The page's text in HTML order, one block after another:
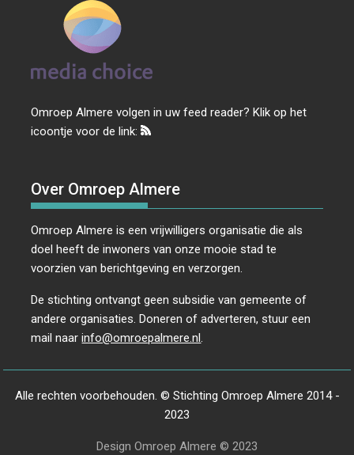
Omroep Almere volgen in uw feed reader? Klik op het
icoontje voor de link:
Over Omroep Almere
Omroep Almere is een vrijwilligers organisatie die als
doel heeft de inwoners van onze mooie stad te
voorzien van berichtgeving en verzorgen.
De stichting ontvangt geen subsidie van gemeente of
andere organisaties. Doneren of adverteren, stuur een
mail naarinfo@omroepalmere.nl.
Alle rechten voorbehouden. © Stichting Omroep Almere 2014 -
2023
Design Omroep Almere © 2023